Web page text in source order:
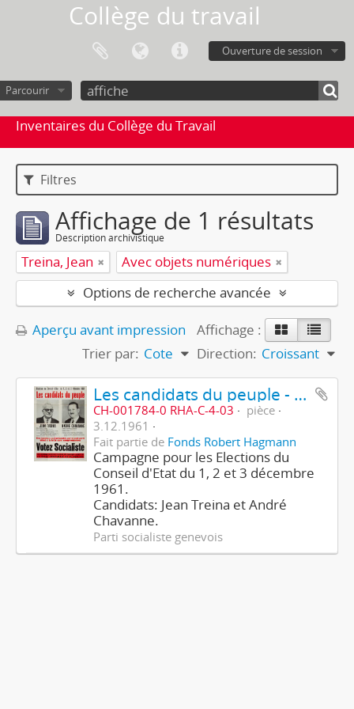
Collège du travail
Ouverture de session
Parcourir
Inventaires du Collège du Travail
Filtres
Affichage de 1 résultats
Description archivistique
Treina, Jean
Avec objets numériques
Options de recherche avancée
Aperçu avant impression
Affichage :
Trier par: Cote Direction: Croissant
Les candidats du peuple - Votez Socialiste
CH-001784-0 RHA-C-4-03
pièce
3.12.1961
Fait partie de Fonds Robert Hagmann
Campagne pour les Elections du
Conseil d'Etat du 1, 2 et 3 décembre
1961.
Candidats: Jean Treina et André
Chavanne.
Parti socialiste genevois